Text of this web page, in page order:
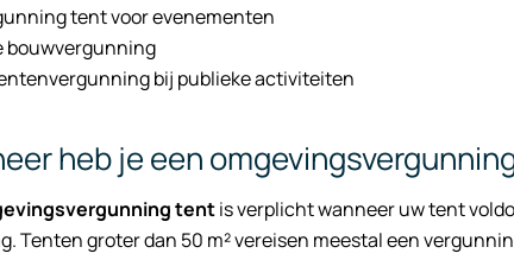
tent voor evenementen
bouwvergunning
bij publieke activiteiten
heb je een
tentis verplicht wanneer uw tent
Tenten groter dan 50 m² vereisen meestal een